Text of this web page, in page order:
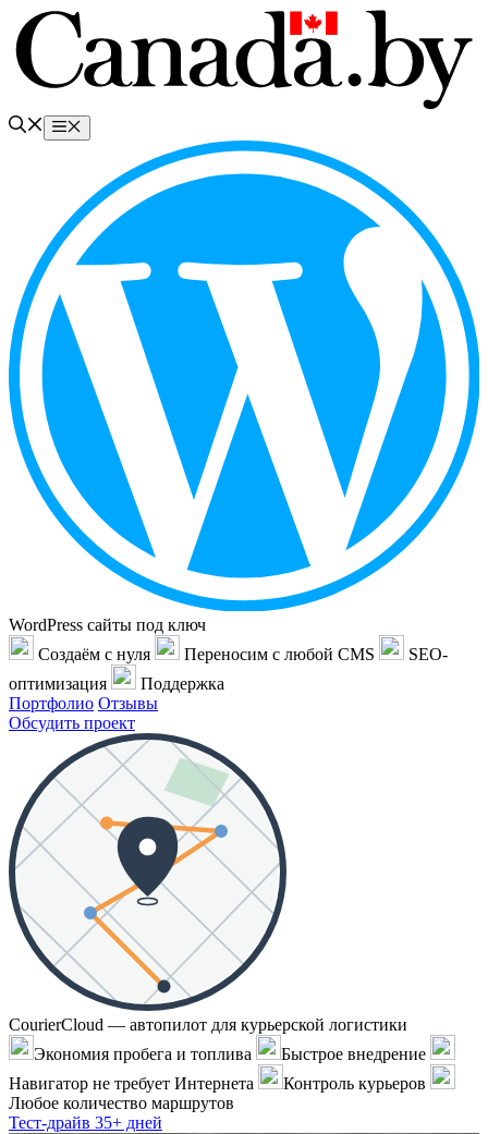
Перейти
содержимому
Меню
WordPress сайты под ключ
Создаём с нуля
Переносим с любой CMS
SEO-
оптимизация
Поддержка
Портфолио Отзывы
Обсудить проект
CourierCloud — автопилот для курьерской логистики
Экономия пробега и топлива
Быстрое внедрение
Навигатор не требует Интернета
Контроль курьеров
Любое количество маршрутов
Тест-драйв 35+ дней